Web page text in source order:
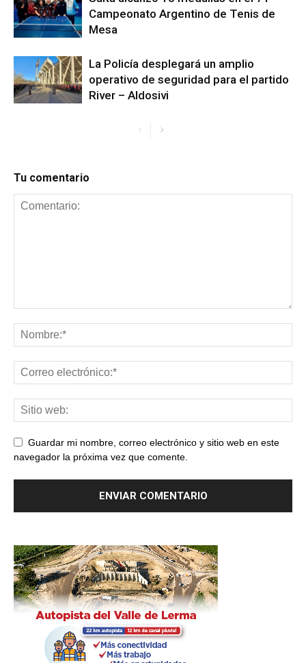
Campeonato Argentino de Tenis de
Mesa
La Policía desplegará un amplio
operativo de seguridad para el partido
River – Aldosivi
Tu comentario
Guardar mi nombre, correo electrónico y sitio web en este
navegador la próxima vez que comente.